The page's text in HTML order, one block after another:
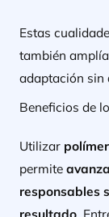
Estas
también
adaptación sin
Beneficios de
Utilizar
permite
responsables
resultado.